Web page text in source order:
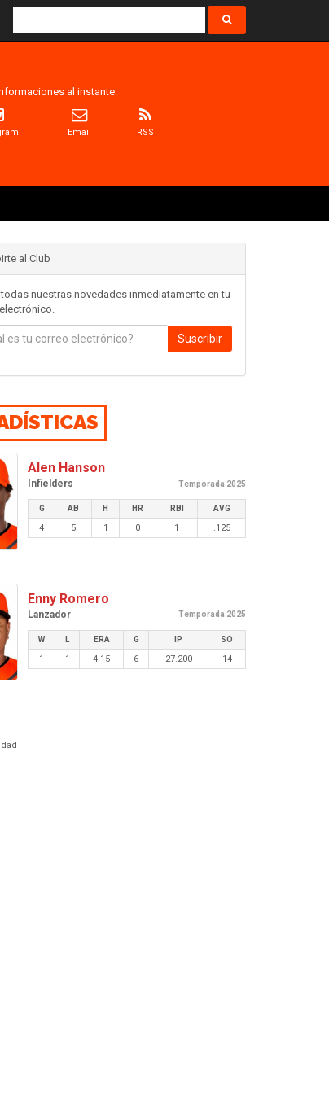
al instante:
Email RSS
al Club
nuestras novedades inmediatamente en tu
Suscribir
Alen Hanson
Infielders Temporada 2025
G AB H HR RBI AVG
4 5 1 0 1 .125
Enny Romero
Lanzador Temporada 2025
W L ERA G IP SO
1 1 4.15 6 27.200 14